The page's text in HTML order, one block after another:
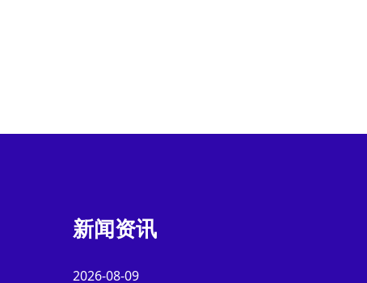
新闻资讯
2026-08-09